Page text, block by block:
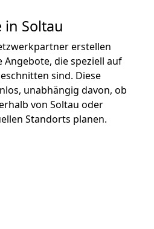
in Soltau
erstellen
die speziell auf
sind. Diese
unabhängig davon, ob
von Soltau oder
Standorts planen.